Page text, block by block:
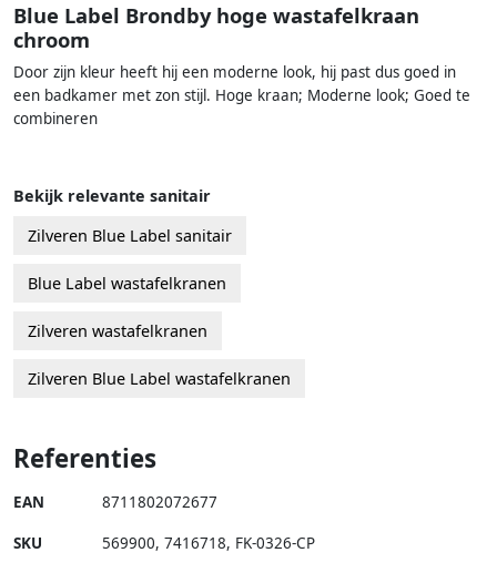
Blue Label Brondby hoge wastafelkraan
chroom
Door zijn kleur heeft hij een moderne look, hij past dus goed in
een badkamer met zon stijl. Hoge kraan; Moderne look; Goed te
combineren
Bekijk relevante sanitair
Zilveren Blue Label sanitair
Blue Label wastafelkranen
Zilveren wastafelkranen
Zilveren Blue Label wastafelkranen
Referenties
EAN 8711802072677
SKU 569900, 7416718, FK-0326-CP